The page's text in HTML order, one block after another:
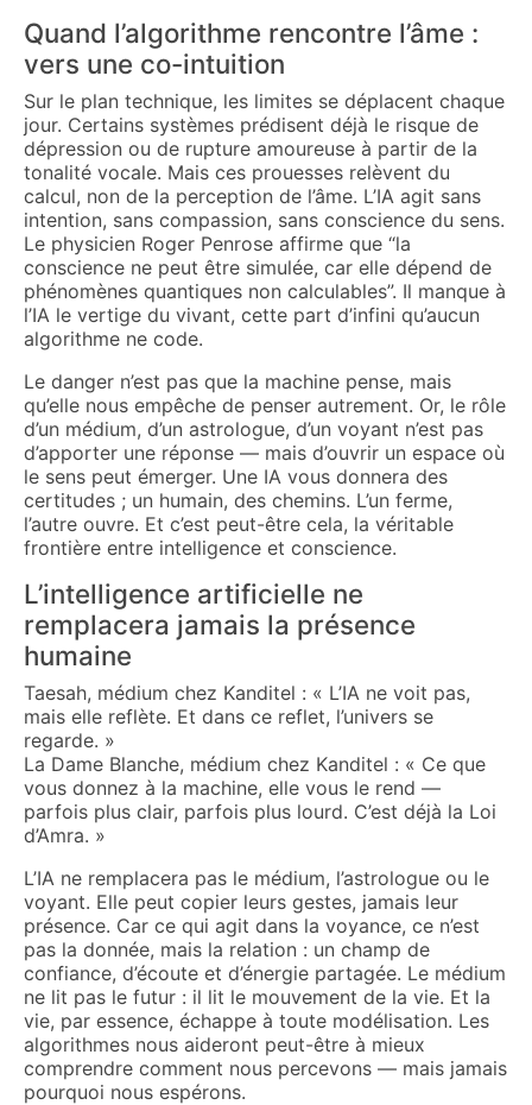
Quand l’algorithme rencontre l’âme :
vers une co-intuition
Sur le plan technique, les limites se déplacent chaque
jour. Certains systèmes prédisent déjà le risque de
dépression ou de rupture amoureuse à partir de la
tonalité vocale. Mais ces prouesses relèvent du
calcul, non de la perception de l’âme. L’IA agit sans
intention, sans compassion, sans conscience du sens.
Le physicien Roger Penrose affirme que “la
conscience ne peut être simulée, car elle dépend de
phénomènes quantiques non calculables”. Il manque à
l’IA le vertige du vivant, cette part d’infini qu’aucun
algorithme ne code.
Le danger n’est pas que la machine pense, mais
qu’elle nous empêche de penser autrement. Or, le rôle
d’un médium, d’un astrologue, d’un voyant n’est pas
d’apporter une réponse — mais d’ouvrir un espace où
le sens peut émerger. Une IA vous donnera des
certitudes ; un humain, des chemins. L’un ferme,
l’autre ouvre. Et c’est peut-être cela, la véritable
frontière entre intelligence et conscience.
L’intelligence artificielle ne
remplacera jamais la présence
humaine
Taesah, médium chez Kanditel : « L’IA ne voit pas,
mais elle reflète. Et dans ce reflet, l’univers se
regarde. »
La Dame Blanche, médium chez Kanditel : « Ce que
vous donnez à la machine, elle vous le rend —
parfois plus clair, parfois plus lourd. C’est déjà la Loi
d’Amra. »
L’IA ne remplacera pas le médium, l’astrologue ou le
voyant. Elle peut copier leurs gestes, jamais leur
présence. Car ce qui agit dans la voyance, ce n’est
pas la donnée, mais la relation : un champ de
confiance, d’écoute et d’énergie partagée. Le médium
ne lit pas le futur : il lit le mouvement de la vie. Et la
vie, par essence, échappe à toute modélisation. Les
algorithmes nous aideront peut-être à mieux
comprendre comment nous percevons — mais jamais
pourquoi nous espérons.